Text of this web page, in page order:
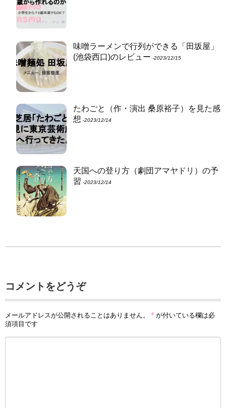
味噌ラーメンで行列ができる「田坂屋」
(池袋西口)のレビュー ‐2023/12/15
たわごと（作・演出 桑原裕子）を見た感
想 ‐2023/12/14
天国への登り方（劇団アマヤドリ）の予
習 ‐2023/12/14
コメントをどうぞ
メールアドレスが公開されることはありません。 * が付いている欄は必
須項目です